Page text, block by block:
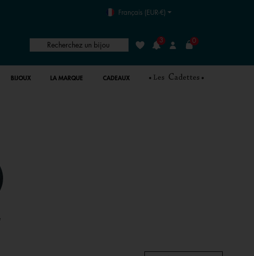
Français (EUR-€)
Recherchez un bijou Liste de souhaits
3
Connexion
0
BIJOUX LA MARQUE CADEAUX